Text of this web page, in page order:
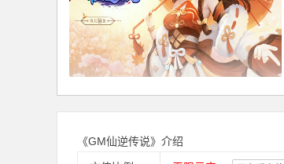
《GM仙逆传说》介绍